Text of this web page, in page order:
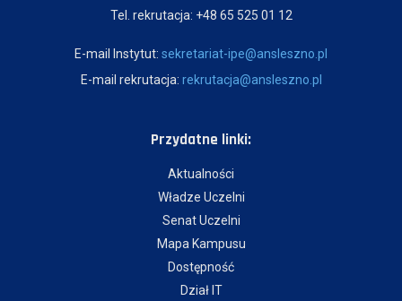
Tel. rekrutacja: +48 65 525 01 12
E-mail Instytut: sekretariat-ipe@ansleszno.pl
E-mail rekrutacja: rekrutacja@ansleszno.pl
Przydatne linki:
Aktualności
Władze Uczelni
Senat Uczelni
Mapa Kampusu
Dostępność
Dział IT